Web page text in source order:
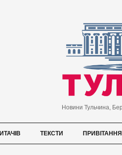
Новини Тульчина,
ТЕКСТИ